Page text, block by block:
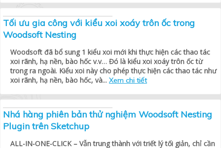
Tối ưu gia công với kiểu xoi xoáy trôn ốc trong
Woodsoft Nesting
Woodsoft đã bổ sung 1 kiểu xoi mới khi thực hiện các thao tác
xoi rãnh, hạ nền, bào hốc v.v… Đó là kiểu xoi xoáy trôn ốc từ
trong ra ngoài. Kiểu xoi này cho phép thực hiện các thao tác như
xoi rãnh, hạ nền, bào hốc, và... Xem chi tiết
Nhá hàng phiên bản thử nghiệm Woodsoft Nesting
Plugin trên Sketchup
ALL-IN-ONE-CLICK – Vẫn trung thành với triết lý tối giản, chỉ cần